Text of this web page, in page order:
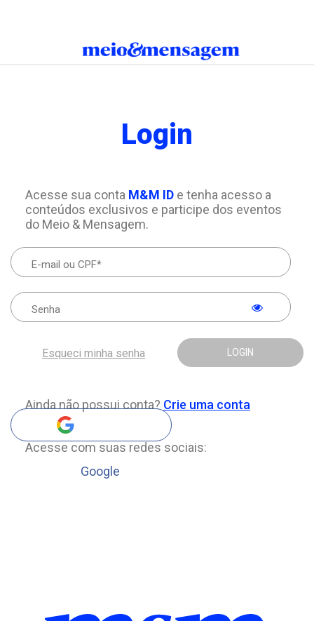
Login
Acesse sua conta M&M IDe tenha acesso a
conteúdos exclusivos e participe dos eventos
do Meio & Mensagem.
LOGIN
Esqueci minha senha
Ainda não possui conta? Crie uma conta
Acesse com suas redes sociais:
Google